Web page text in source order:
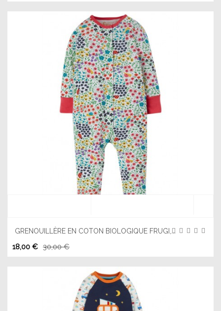
GRENOUILLÈRE EN COTON BIOLOGIQUE FRUGI,...
18,00 € 30,00 €